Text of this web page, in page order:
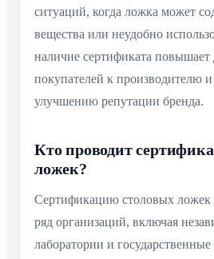
ситуаций, когда ложка может
вещества или неудобно
наличие сертификата повышает
покупателей к производителю и
улучшению репутации бренда.
Кто проводит
ложек?
Сертификацию столовых ложек
ряд организаций, включая
лаборатории и